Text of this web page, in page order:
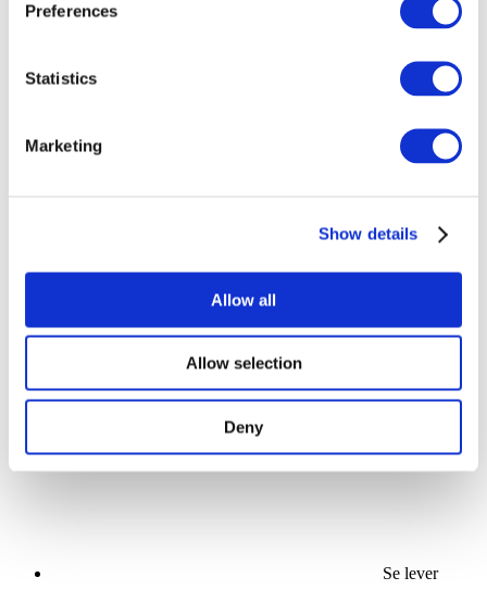
Preferences
Statistics
Marketing
Show details
Allow all
Allow selection
Deny
Concerts
La musique
Appliquer
Se lever